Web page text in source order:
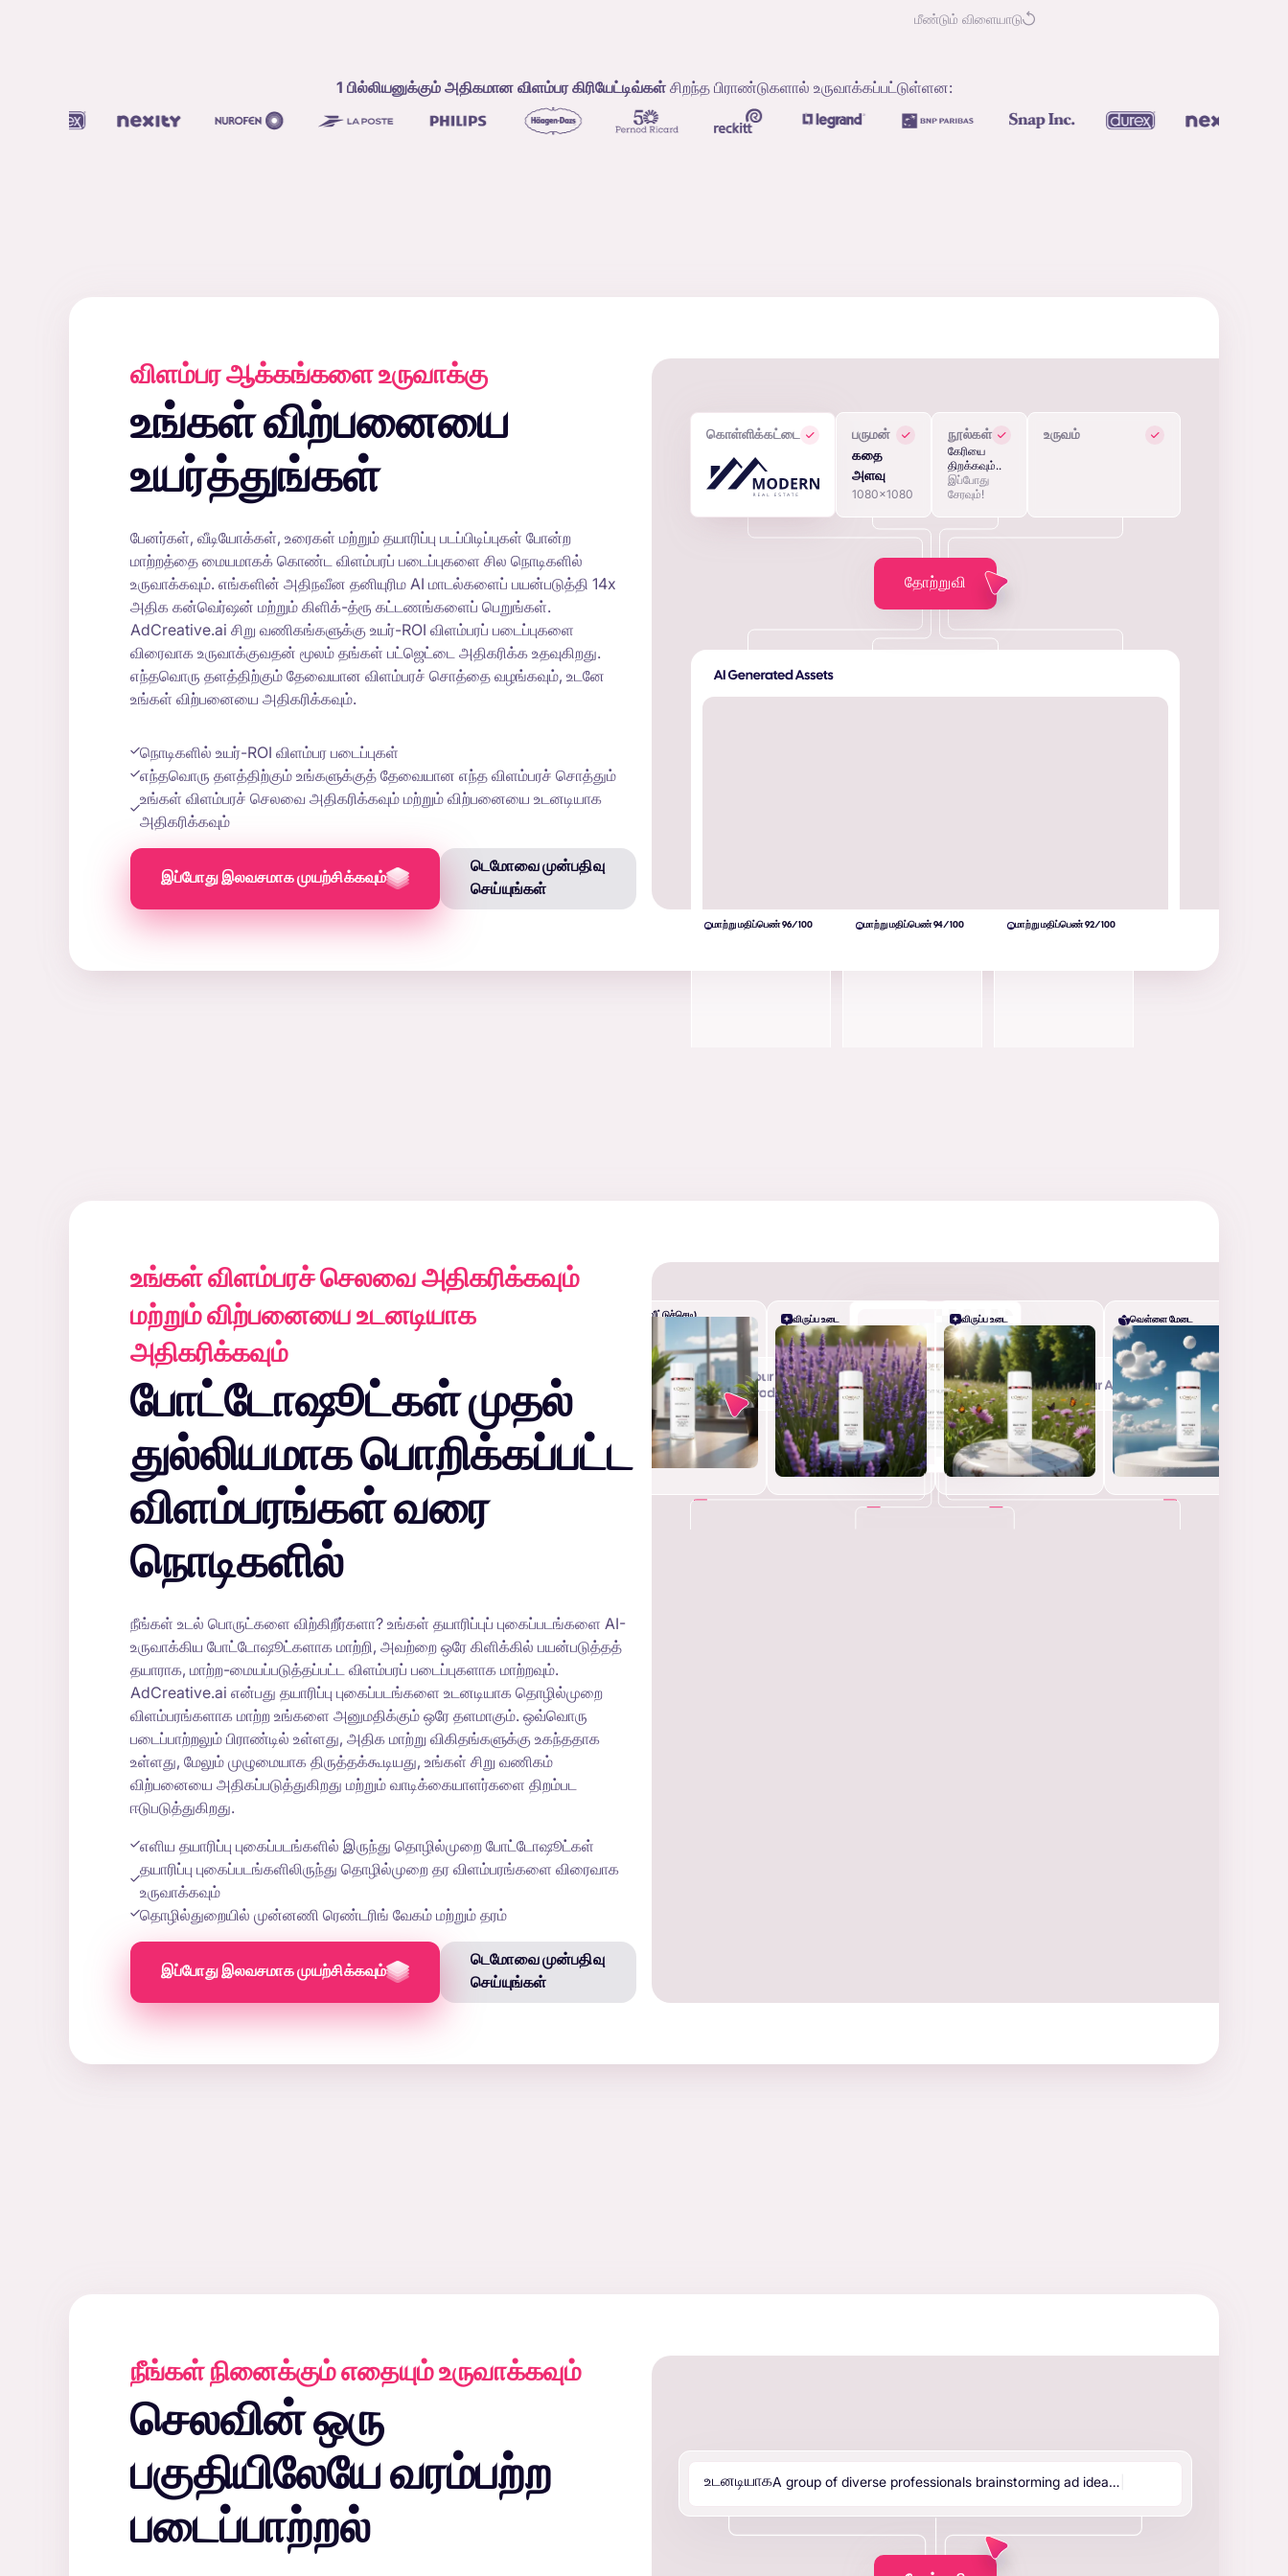
மீண்டும் விளையாடு
1 பில்லியனுக்கும் அதிகமான விளம்பர கிரியேட்டிவ்கள்சிறந்த பிராண்டுகளால் உருவாக்கப்பட்டுள்ளன:
விளம்பர ஆக்கங்களை உருவாக்கு
உங்கள் விற்பனையை
உயர்த்துங்கள்
பேனர்கள், வீடியோக்கள், உரைகள் மற்றும் தயாரிப்பு படப்பிடிப்புகள் போன்ற
மாற்றத்தை மையமாகக் கொண்ட விளம்பரப் படைப்புகளை சில நொடிகளில்
உருவாக்கவும். எங்களின் அதிநவீன தனியுரிம AI மாடல்களைப் பயன்படுத்தி 14x
அதிக கன்வெர்ஷன் மற்றும் கிளிக்-த்ரூ கட்டணங்களைப் பெறுங்கள்.
AdCreative.ai சிறு வணிகங்களுக்கு உயர்-ROI விளம்பரப் படைப்புகளை
விரைவாக உருவாக்குவதன் மூலம் தங்கள் பட்ஜெட்டை அதிகரிக்க உதவுகிறது.
எந்தவொரு தளத்திற்கும் தேவையான விளம்பரச் சொத்தை வழங்கவும், உடனே
உங்கள் விற்பனையை அதிகரிக்கவும்.
நொடிகளில் உயர்-ROI விளம்பர படைப்புகள்
எந்தவொரு தளத்திற்கும் உங்களுக்குத் தேவையான எந்த விளம்பரச் சொத்தும்
உங்கள் விளம்பரச் செலவை அதிகரிக்கவும் மற்றும் விற்பனையை உடனடியாக
அதிகரிக்கவும்
இப்போது இலவசமாக முயற்சிக்கவும்
டெமோவை முன்பதிவு
செய்யுங்கள்
கொள்ளிக்கட்டை பருமன்
கதை
அளவு
1080x1080
நூல்கள்
கேரியை
திறக்கவும்..
இப்போது
சேரவும்!
உருவம்
தோற்றுவி
மாற்று மதிப்பெண் 96/100 மாற்று மதிப்பெண் 94/100 மாற்று மதிப்பெண் 92/100
உங்கள் விளம்பரச் செலவை அதிகரிக்கவும்
மற்றும் விற்பனையை உடனடியாக
அதிகரிக்கவும்
போட்டோஷூட்கள் முதல்
துல்லியமாக பொறிக்கப்பட்ட
விளம்பரங்கள் வரை
நொடிகளில்
நீங்கள் உடல் பொருட்களை விற்கிறீர்களா? உங்கள் தயாரிப்புப் புகைப்படங்களை AI-
உருவாக்கிய போட்டோஷூட்களாக மாற்றி, அவற்றை ஒரே கிளிக்கில் பயன்படுத்தத்
தயாராக, மாற்ற-மையப்படுத்தப்பட்ட விளம்பரப் படைப்புகளாக மாற்றவும்.
AdCreative.ai என்பது தயாரிப்பு புகைப்படங்களை உடனடியாக தொழில்முறை
விளம்பரங்களாக மாற்ற உங்களை அனுமதிக்கும் ஒரே தளமாகும். ஒவ்வொரு
படைப்பாற்றலும் பிராண்டில் உள்ளது, அதிக மாற்று விகிதங்களுக்கு உகந்ததாக
உள்ளது, மேலும் முழுமையாக திருத்தக்கூடியது, உங்கள் சிறு வணிகம்
விற்பனையை அதிகப்படுத்துகிறது மற்றும் வாடிக்கையாளர்களை திறம்பட
ஈடுபடுத்துகிறது.
எளிய தயாரிப்பு புகைப்படங்களில் இருந்து தொழில்முறை போட்டோஷூட்கள்
தயாரிப்பு புகைப்படங்களிலிருந்து தொழில்முறை தர விளம்பரங்களை விரைவாக
உருவாக்கவும்
தொழில்துறையில் முன்னணி ரெண்டரிங் வேகம் மற்றும் தரம்
இப்போது இலவசமாக முயற்சிக்கவும்
டெமோவை முன்பதிவு
செய்யுங்கள்
மேசை (வீட்டுச்செடி) விருப்ப உடை விருப்ப உடை வெள்ளை மேடை
+
நீங்கள் நினைக்கும் எதையும் உருவாக்கவும்
செலவின் ஒரு
பகுதியிலேயே வரம்பற்ற
படைப்பாற்றல்
உடனடியாகA group of diverse professionals brainstorming ad idea…